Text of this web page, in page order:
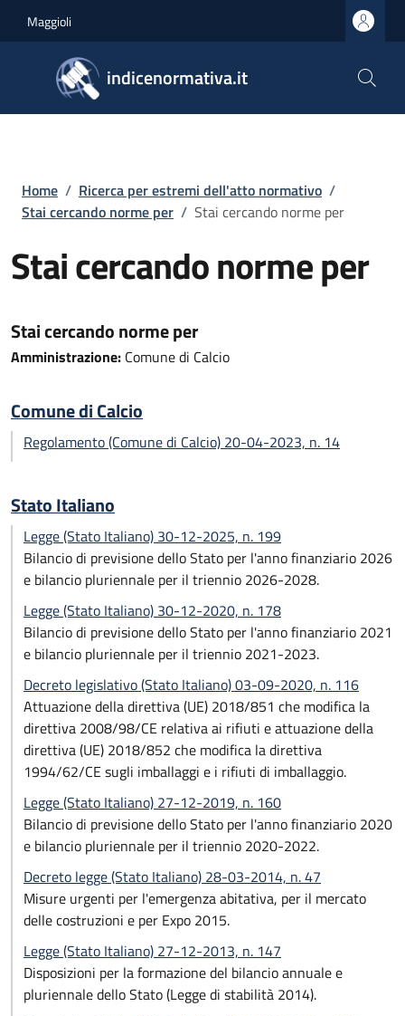
Maggioli
indicenormativa.it
Briciole di pane
Home / Ricerca per estremi dell'atto normativo /
Stai cercando norme per / Stai cercando norme per
Stai cercando norme per
Stai cercando norme per
Amministrazione: Comune di Calcio
Comune di Calcio
Regolamento (Comune di Calcio) 20-04-2023, n. 14
Stato Italiano
Legge (Stato Italiano) 30-12-2025, n. 199
Bilancio di previsione dello Stato per l'anno finanziario 2026
e bilancio pluriennale per il triennio 2026-2028.
Legge (Stato Italiano) 30-12-2020, n. 178
Bilancio di previsione dello Stato per l'anno finanziario 2021
e bilancio pluriennale per il triennio 2021-2023.
Decreto legislativo (Stato Italiano) 03-09-2020, n. 116
Attuazione della direttiva (UE) 2018/851 che modifica la
direttiva 2008/98/CE relativa ai rifiuti e attuazione della
direttiva (UE) 2018/852 che modifica la direttiva
1994/62/CE sugli imballaggi e i rifiuti di imballaggio.
Legge (Stato Italiano) 27-12-2019, n. 160
Bilancio di previsione dello Stato per l'anno finanziario 2020
e bilancio pluriennale per il triennio 2020-2022.
Decreto legge (Stato Italiano) 28-03-2014, n. 47
Misure urgenti per l'emergenza abitativa, per il mercato
delle costruzioni e per Expo 2015.
Legge (Stato Italiano) 27-12-2013, n. 147
Disposizioni per la formazione del bilancio annuale e
pluriennale dello Stato (Legge di stabilità 2014).